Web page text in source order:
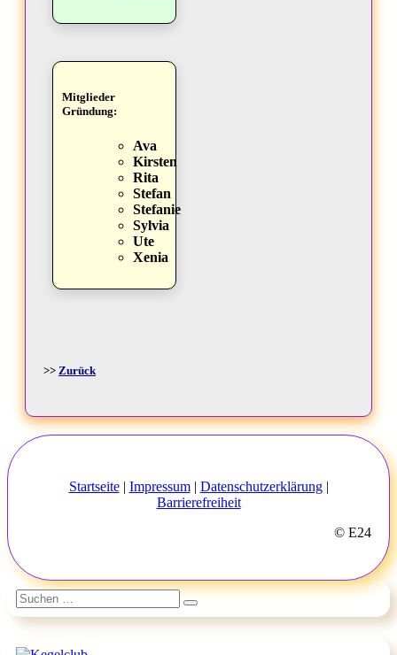
Mitglieder
Gründung:
Ava
Kirsten
Rita
Stefan
Stefanie
Sylvia
Ute
Xenia
>> Zurück
Startseite| Impressum| Datenschutzerklärung|
Barrierefreiheit
© E24
Suchen
nach:
Suchen